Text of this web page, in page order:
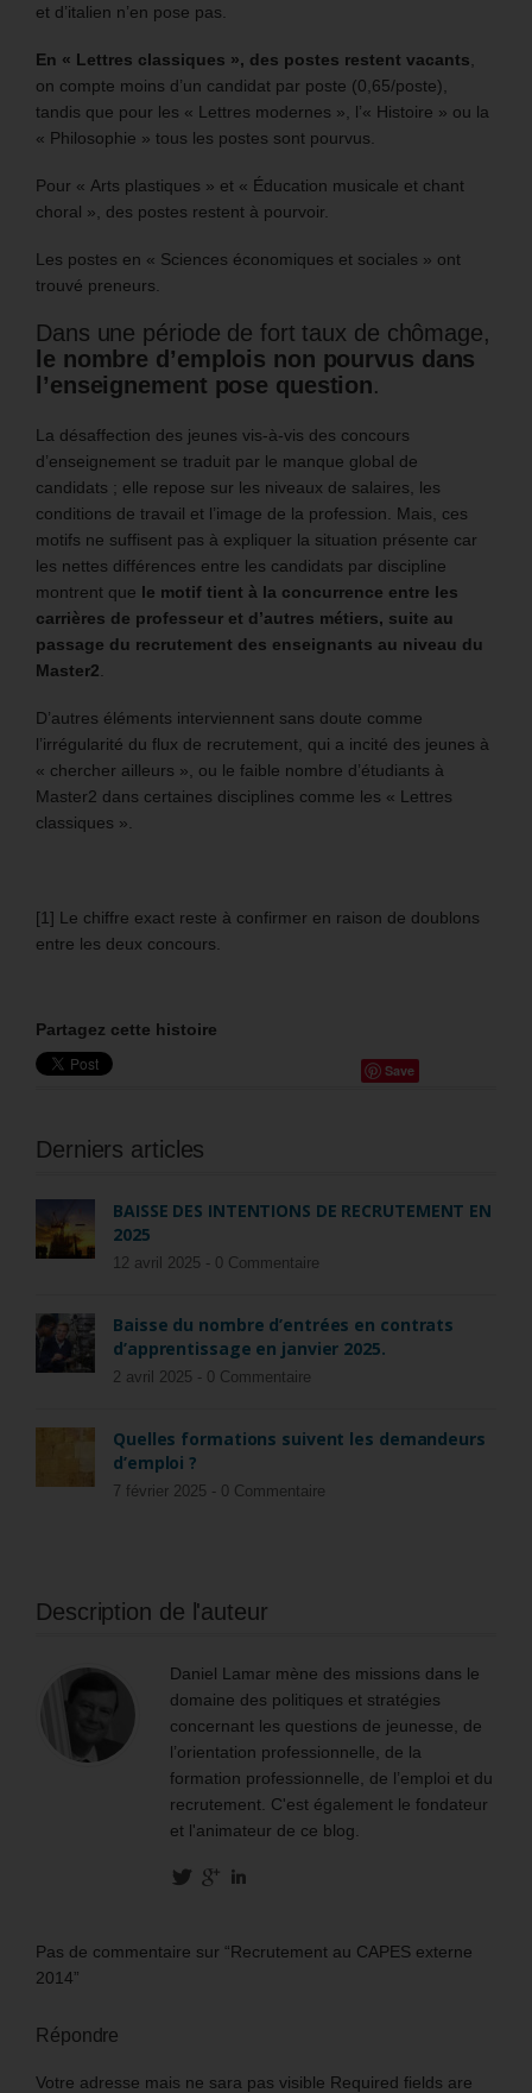
et d’italien n’en pose pas.
En « Lettres classiques », des postes restent vacants
on compte moins d’un candidat par poste (0,65/poste),
tandis que pour les « Lettres modernes », l’« Histoire » ou la
« Philosophie » tous les postes sont pourvus.
Pour « Arts plastiques » et « Éducation musicale et chant
choral », des postes restent à pourvoir.
Les postes en « Sciences économiques et sociales » ont
trouvé preneurs.
Dans une période de fort taux de chômage,
le nombre d’emplois non pourvus dans
l’enseignement pose question.
La désaffection des jeunes vis-à-vis des concours
d’enseignement se traduit par le manque global de
candidats ; elle repose sur les niveaux de salaires, les
conditions de travail et l’image de la profession. Mais, ces
motifs ne suffisent pas à expliquer la situation présente car
les nettes différences entre les candidats par discipline
montrent que le motif tient à la concurrence entre les
carrières de professeur et d’autres métiers, suite au
passage du recrutement des enseignants au niveau du
Master2
D’autres éléments interviennent sans doute comme
l’irrégularité du flux de recrutement, qui a incité des jeunes à
« chercher ailleurs », ou le faible nombre d’étudiants à
Master2 dans certaines disciplines comme les « Lettres
classiques ».
[1] Le chiffre exact reste à confirmer en raison de doublons
entre les deux concours.
Partagez cette histoire
Save
Derniers articles
BAISSE DES INTENTIONS DE RECRUTEMENT EN
2025
12 avril 2025 - 0 Commentaire
Baisse du nombre d’entrées en contrats
d’apprentissage en janvier 2025.
2 avril 2025 - 0 Commentaire
Quelles formations suivent les demandeurs
d’emploi ?
7 février 2025 - 0 Commentaire
Description de l'auteur
Daniel Lamar mène des missions dans le
domaine des politiques et stratégies
concernant les questions de jeunesse, de
l’orientation professionnelle, de la
formation professionnelle, de l’emploi et du
recrutement. C'est également le fondateur
et l'animateur de ce blog.
Pas de commentaire sur “Recrutement au CAPES externe
2014”
Répondre
Votre adresse mais ne sara pas visible Required fields are